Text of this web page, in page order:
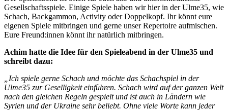
Gesellschaftsspiele. Einige Spiele haben wir hier in der Ulme35, wie
Schach, Backgammon, Activity oder Doppelkopf. Ihr könnt eure
eigenen Spiele mitbringen und gerne unser Repertoire aufmischen.
Eure Freund:innen könnt ihr natürlich mitbringen.
Achim hatte die Idee für den Spieleabend in der Ulme35 und
schreibt dazu:
„Ich spiele gerne Schach und möchte das Schachspiel in der
Ulme35 zur Geselligkeit einführen. Schach wird auf der ganzen Welt
nach den gleichen Regeln gespielt und ist auch in Ländern wie
Syrien und der Ukraine sehr beliebt. Ohne viele Worte kann jeder